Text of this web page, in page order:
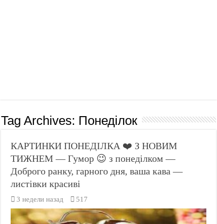
Tag Archives: Понеділок
КАРТИНКИ ПОНЕДІЛКА ❤️ З НОВИМ
ТИЖНЕМ — Гумор 😉 з понеділком —
Доброго ранку, гарного дня, ваша кава —
листівки красиві
3 недели назад 517